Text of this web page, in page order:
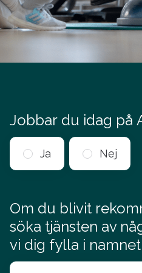
Jobbar du idag på
Ja Nej
Om du blivit
söka tjänsten av
vi dig fylla i